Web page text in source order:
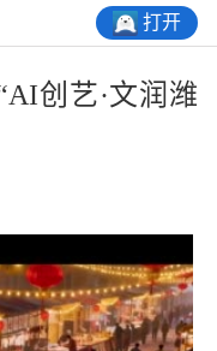
打开
创艺·文润潍